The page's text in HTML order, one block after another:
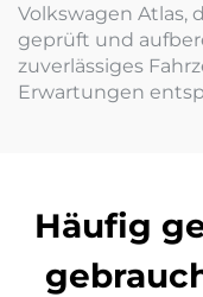
Volkswagen Atlas,
geprüft und
zuverlässiges
Erwartungen
Häufig